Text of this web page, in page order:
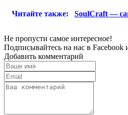
Читайте также: SoulCraft —
Не пропусти самое интересное!
Подписывайтесь на нас в Facebook
Добавить комментарий